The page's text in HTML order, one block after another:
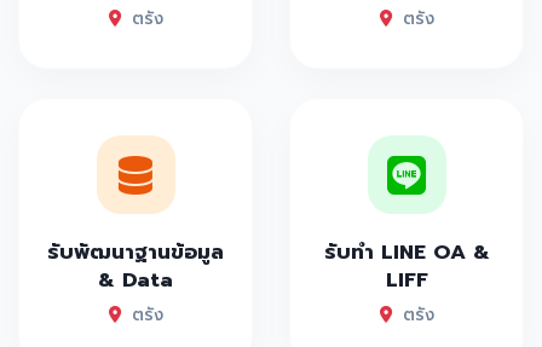
ตรัง ตรัง
รับพัฒนาฐานข้อมูล
& Data
ตรัง
รับทำ LINE OA &
LIFF
ตรัง